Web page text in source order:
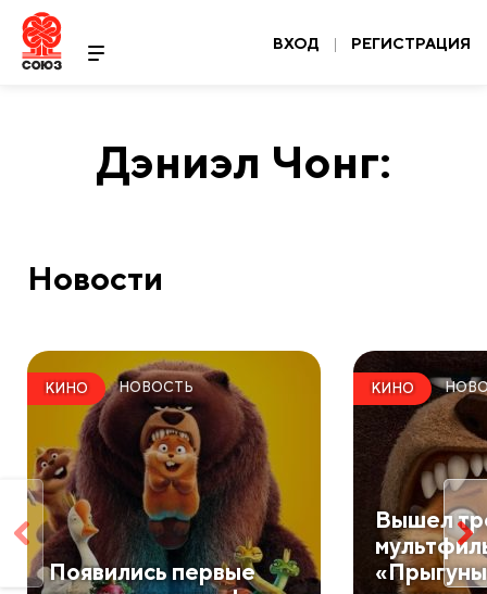
ВХОД | РЕГИСТРАЦИЯ
Дэниэл Чонг:
Новости
КИНО НОВОСТЬ
Появились первые
КИНО
Вышел